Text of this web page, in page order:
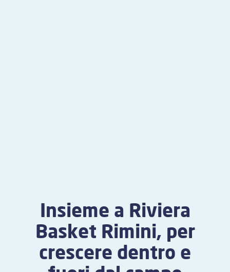
Insieme a Riviera
Basket Rimini, per
crescere dentro e